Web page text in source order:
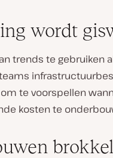
wordt
trends te gebruiken
te voorspellen
kosten te